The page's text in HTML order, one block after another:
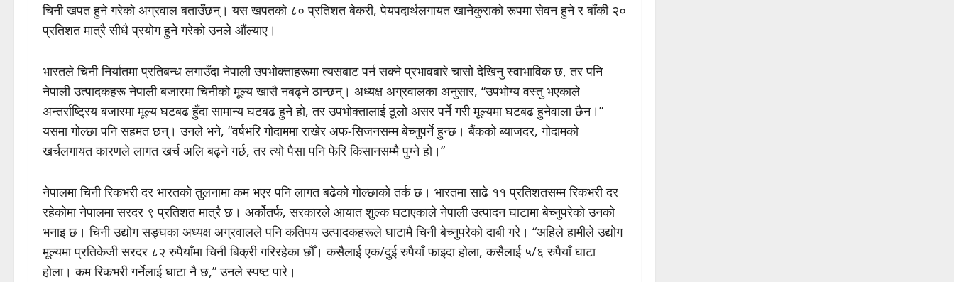
चिनी खपत हुने गरेको अग्रवाल बताउँछन्। यस खपतको ८० प्रतिशत बेकरी, पेयपदार्थलगायत खानेकुराको रूपमा सेवन हुने र बाँकी २०
प्रतिशत मात्रै सीधै प्रयोग हुने गरेको उनले औंल्याए।
भारतले चिनी निर्यातमा प्रतिबन्ध लगाउँदा नेपाली उपभोक्ताहरूमा त्यसबाट पर्न सक्ने प्रभावबारे चासो देखिनु स्वाभाविक छ, तर पनि
नेपाली उत्पादकहरू नेपाली बजारमा चिनीको मूल्य खासै नबढ्ने ठान्छन्। अध्यक्ष अग्रवालका अनुसार, “उपभोग्य वस्तु भएकाले
अन्तर्राष्ट्रिय बजारमा मूल्य घटबढ हुँदा सामान्य घटबढ हुने हो, तर उपभोक्तालाई ठूलो असर पर्ने गरी मूल्यमा घटबढ हुनेवाला छैन।”
यसमा गोल्छा पनि सहमत छन्। उनले भने, “वर्षभरि गोदाममा राखेर अफ-सिजनसम्म बेच्नुपर्ने हुन्छ। बैंकको ब्याजदर, गोदामको
खर्चलगायत कारणले लागत खर्च अलि बढ्ने गर्छ, तर त्यो पैसा पनि फेरि किसानसम्मै पुग्ने हो।”
नेपालमा चिनी रिकभरी दर भारतको तुलनामा कम भएर पनि लागत बढेको गोल्छाको तर्क छ। भारतमा साढे ११ प्रतिशतसम्म रिकभरी दर
रहेकोमा नेपालमा सरदर ९ प्रतिशत मात्रै छ। अर्कोतर्फ, सरकारले आयात शुल्क घटाएकाले नेपाली उत्पादन घाटामा बेच्नुपरेको उनको
भनाइ छ। चिनी उद्योग सङ्घका अध्यक्ष अग्रवालले पनि कतिपय उत्पादकहरूले घाटामै चिनी बेच्नुपरेको दाबी गरे। “अहिले हामीले उद्योग
मूल्यमा प्रतिकेजी सरदर ८२ रुपैयाँमा चिनी बिक्री गरिरहेका छौँ। कसैलाई एक/दुई रुपैयाँ फाइदा होला, कसैलाई ५/६ रुपैयाँ घाटा
होला। कम रिकभरी गर्नेलाई घाटा नै छ,” उनले स्पष्ट पारे।